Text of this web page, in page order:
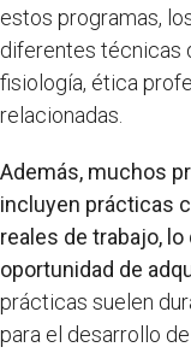
estos programas,
diferentes técnicas
fisiología, ética
relacionadas.
Además, muchos
incluyen prácticas
reales de trabajo,
oportunidad de
prácticas suelen
para el desarrollo